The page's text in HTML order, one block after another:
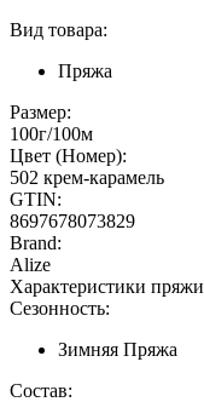
Вид товара:
Пряжа
Размер:
100г/100м
Цвет (Номер):
502 крем-карамель
GTIN:
8697678073829
Brand:
Alize
Характеристики пряжи
Сезонность:
Зимняя Пряжа
Состав: